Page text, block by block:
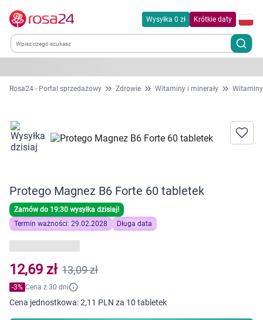
Wysyłka 0 zł Krótkie daty
Kategorie
Dla zwierząt
Zdrowie
Kobieta w ciąży i mama
Dziecko
Higiena
Rosa24 - Portal sprzedażowy Zdrowie Witaminy i minerały Witaminy
Protego Magnez B6 Forte 60 tabletek
Zamów do 19:30 wysyłka dzisiaj!
Termin ważności: 29.02.2028
Długa data
12,69 zł 13,09 zł
-3% Cena z 30 dni
Cena jednostkowa:2,11 PLN za 10 tabletek